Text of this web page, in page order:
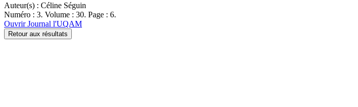
Auteur(s) : Céline Séguin
Numéro : 3. Volume : 30. Page : 6.
Ouvrir Journal l'UQAM
Retour aux résultats